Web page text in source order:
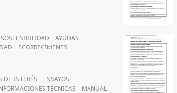
AYUDAS
ECORREGÍMENES
DE INTERÉS
ENSAYOS
TÉCNICAS
MANUAL